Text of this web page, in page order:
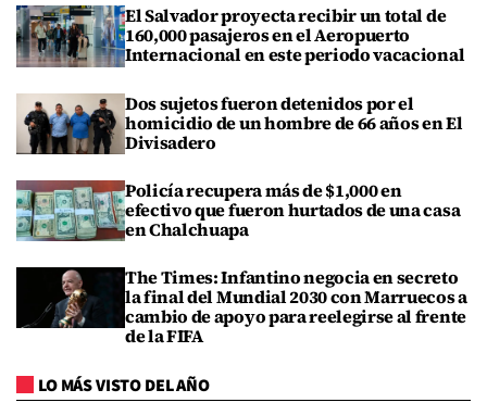
El Salvador proyecta recibir un total de
160,000 pasajeros en el Aeropuerto
Internacional en este periodo vacacional
Dos sujetos fueron detenidos por el
homicidio de un hombre de 66 años en El
Divisadero
Policía recupera más de $1,000 en
efectivo que fueron hurtados de una casa
en Chalchuapa
The Times: Infantino negocia en secreto
la final del Mundial 2030 con Marruecos a
cambio de apoyo para reelegirse al frente
de la FIFA
LO MÁS VISTO DEL AÑO